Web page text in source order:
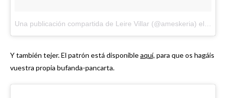
Una publicación compartida de Leire Villar (@ameskeria) el
Y también tejer. El patrón está disponibleaquí, para que os hagáis
vuestra propia bufanda-pancarta.